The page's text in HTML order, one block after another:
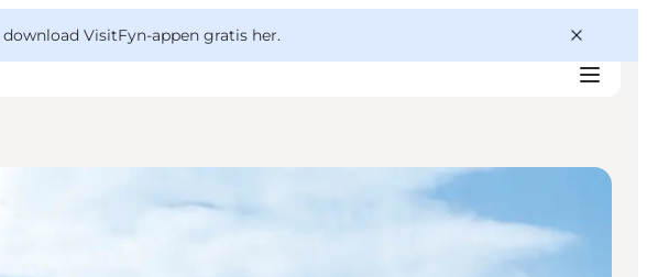
download VisitFyn-appen gratis her.